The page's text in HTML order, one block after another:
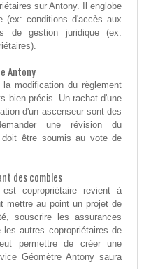
sur Antony. Il englobe
conditions d'accès aux
de gestion juridique (ex:
Antony
la modification du règlement
bien précis. Un rachat d'une
d'un ascenseur sont des
une révision du
être soumis au vote de
des combles
copropriétaire revient à
mettre au point un projet de
souscrire les assurances
autres copropriétaires de
permettre de créer une
Géomètre Antony saura